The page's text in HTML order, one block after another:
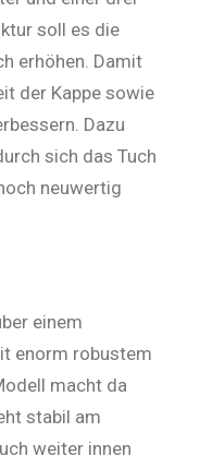
soll es die
erhöhen. Damit
der Kappe sowie
Dazu
sich das Tuch
neuwertig
einem
enorm robustem
macht da
stabil am
weiter innen